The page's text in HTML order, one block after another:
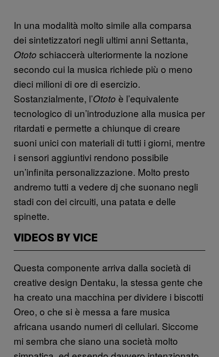
In una modalità molto simile alla comparsa
dei sintetizzatori negli ultimi anni Settanta,
Ototo schiaccerà ulteriormente la nozione
secondo cui la musica richiede più o meno
dieci milioni di ore di esercizio.
Sostanzialmente, l’Ototo è l’equivalente
tecnologico di un’introduzione alla musica per
ritardati e permette a chiunque di creare
suoni unici con materiali di tutti i giorni, mentre
i sensori aggiuntivi rendono possibile
un’infinita personalizzazione. Molto presto
andremo tutti a vedere dj che suonano negli
stadi con dei circuiti, una patata e delle
spinette.
VIDEOS BY VICE
Questa componente arriva dalla società di
creative design Dentaku, la stessa gente che
ha creato una macchina per dividere i biscotti
Oreo, o che si è messa a fare musica
africana usando numeri di cellulari. Siccome
mi sembra che siano una società molto